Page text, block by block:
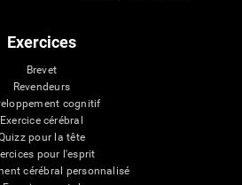
Exercices
Brevet
Revendeurs
cognitif
Exercice cérébral
pour la tête
pour l'esprit
cérébral personnalisé